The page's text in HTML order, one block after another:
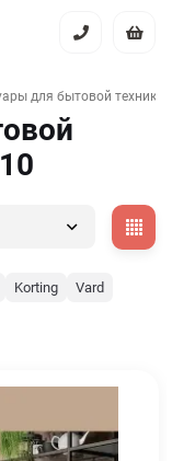
для бытовой техники
Korting
Vard